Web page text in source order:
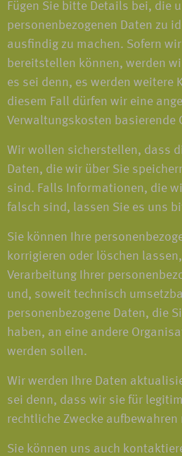
Fügen Sie bitte Details bei, die
personenbezogenen Daten zu
ausfindig zu machen. Sofern
bereitstellen können, werden
es sei denn, es werden weitere
diesem Fall dürfen wir eine
Verwaltungskosten basierende
Wir wollen sicherstellen, dass
Daten, die wir über Sie
sind. Falls Informationen, die
falsch sind, lassen Sie es uns
Sie können Ihre
korrigieren oder löschen
Verarbeitung Ihrer
und, soweit technisch
personenbezogene Daten, die
haben, an eine andere
werden sollen.
Wir werden Ihre Daten
sei denn, dass wir sie für
rechtliche Zwecke aufbewahren
Sie können uns auch